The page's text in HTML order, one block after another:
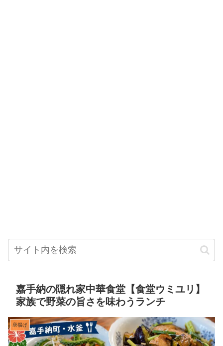
嘉手納の隠れ家中華食堂【食堂ウミユリ】
家族で野菜の旨さを味わうランチ
唐揚げ